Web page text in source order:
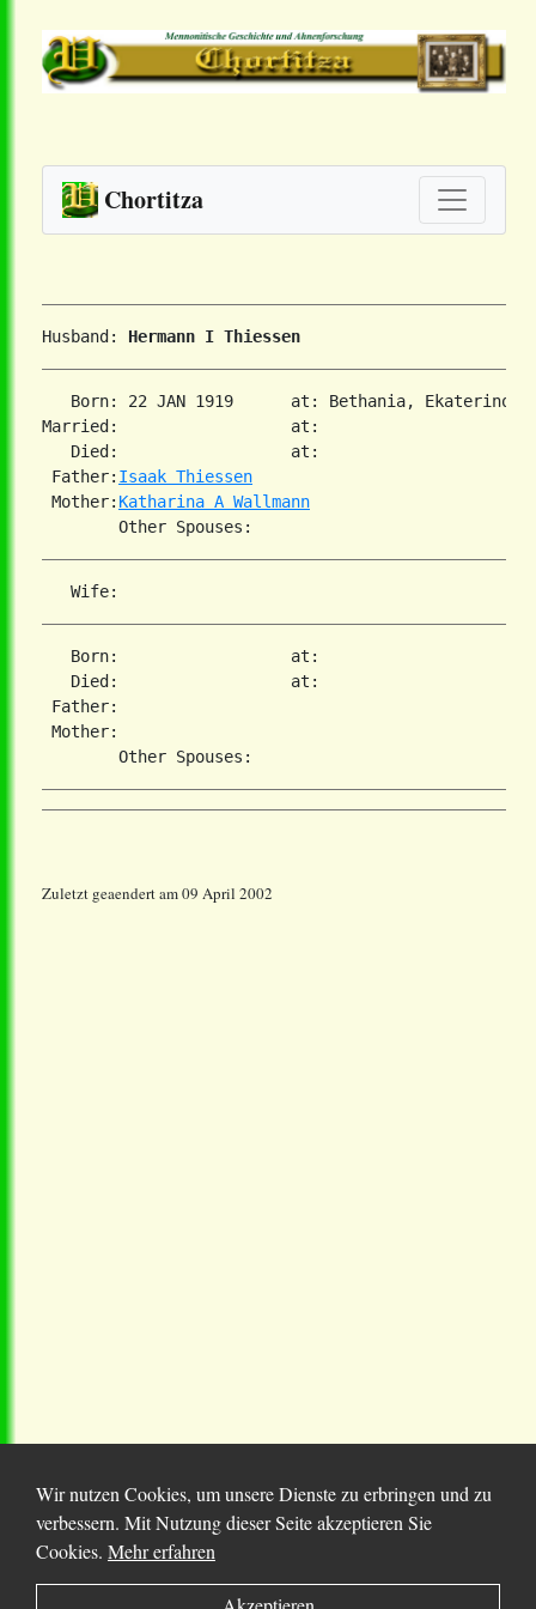
Chortitza
Husband: Hermann I Thiessen
Born: 22 JAN 1919      at: Bethania,
Married:                  at:
   Died:                  at:
Father: Isaak Thiessen
Mother: Katharina A Wallmann
   Born:                  at:
   Died:                  at:
Father:
Mother:
Zuletzt geaendert am 09 April 2002
© 2025 Chortitza.org | Supported byD. F. Plett
Wir nutzen Cookies, um unsere Dienste zu erbringen und zu
verbessern. Mit Nutzung dieser Seite akzeptieren Sie
Cookies. Mehr erfahren